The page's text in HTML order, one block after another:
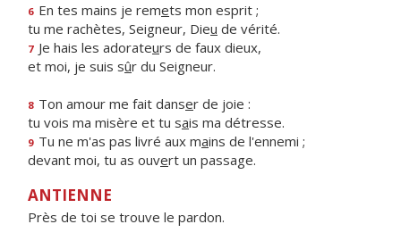
6 En tes mains je remets mon esprit ;
tu me rachètes, Seigneur, Dieu de vérité.
7 Je hais les adorateurs de faux dieux,
et moi, je suis sûr du Seigneur.
8 Ton amour me fait danser de joie :
tu vois ma misère et tu sais ma détresse.
9 Tu ne m'as pas livré aux mains de l'ennemi ;
devant moi, tu as ouvert un passage.
ANTIENNE
Près de toi se trouve le pardon.